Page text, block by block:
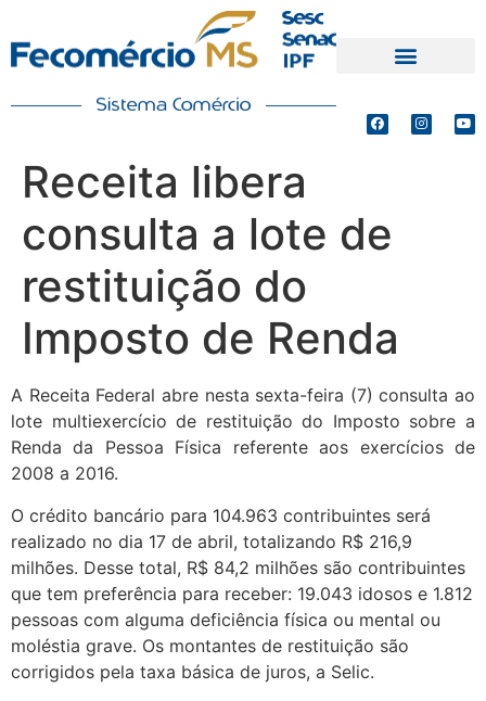
Receita libera
consulta a lote de
restituição do
Imposto de Renda
A Receita Federal abre nesta sexta-feira (7) consulta ao
lote multiexercício de restituição do Imposto sobre a
Renda da Pessoa Física referente aos exercícios de
2008 a 2016.
O crédito bancário para 104.963 contribuintes será
realizado no dia 17 de abril, totalizando R$ 216,9
milhões. Desse total, R$ 84,2 milhões são contribuintes
que tem preferência para receber: 19.043 idosos e 1.812
pessoas com alguma deficiência física ou mental ou
moléstia grave. Os montantes de restituição são
corrigidos pela taxa básica de juros, a Selic.